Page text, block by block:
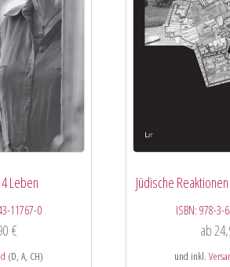
Leben
11767-0
€
(D, A, CH)
Jüdische
ISBN: 978-3-
ab
und inkl.